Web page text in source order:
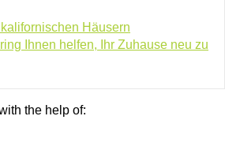
Häusern
Ihnen helfen, Ihr Zuhause neu zu
the help of: